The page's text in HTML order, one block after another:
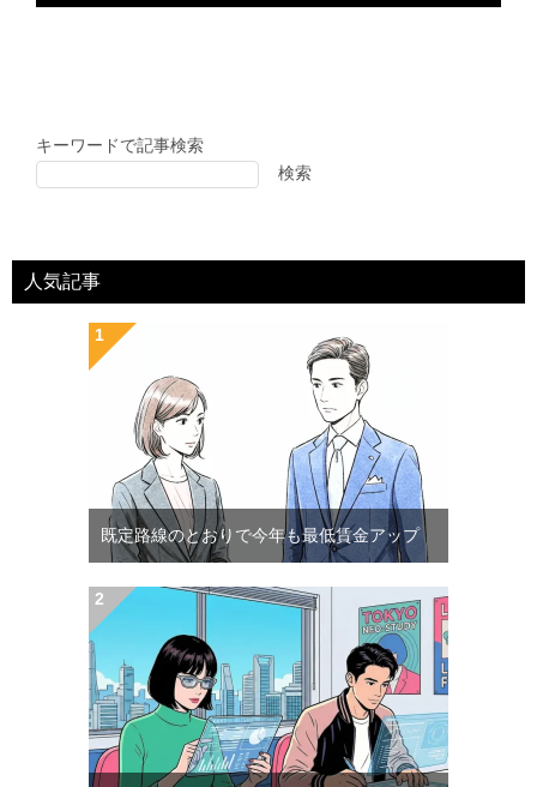
キーワードで記事検索
検索
人気記事
既定路線のとおりで今年も最低賃金アップ